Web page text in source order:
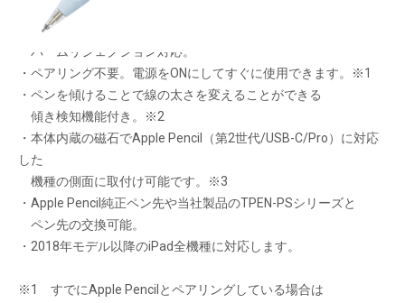
タッチで、消耗しづらく長寿命。
・手のひらが画面に当たっても誤動作しない
パームリジェクション対応。
・ペアリング不要。電源をONにしてすぐに使用できます。※1
・ペンを傾けることで線の太さを変えることができる
傾き検知機能付き。※2
・本体内蔵の磁石でApple Pencil（第2世代/USB-C/Pro）に対応
した
機種の側面に取付け可能です。※3
・Apple Pencil純正ペン先や当社製品のTPEN-PSシリーズと
ペン先の交換可能。
・2018年モデル以降のiPad全機種に対応します。
※1 すでにApple Pencilとペアリングしている場合は